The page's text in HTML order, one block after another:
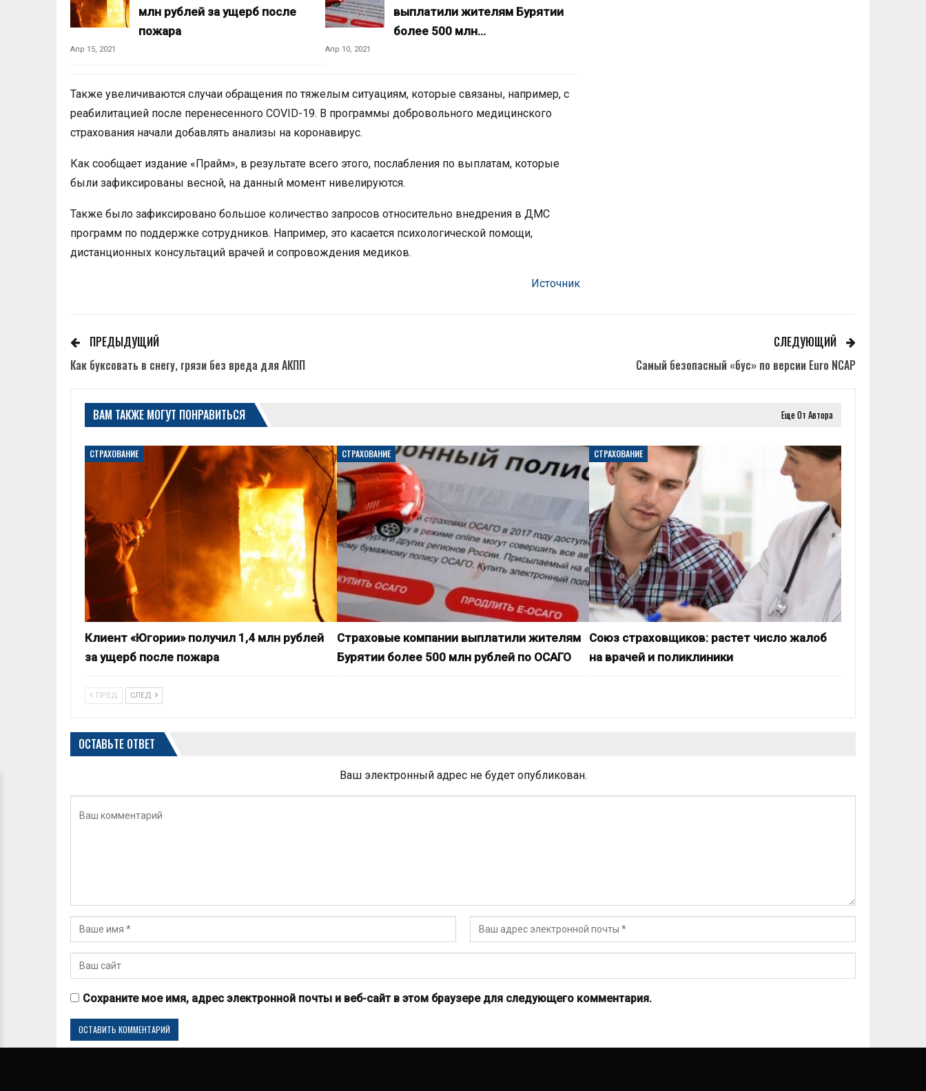
млн рублей за ущерб после
пожара
Апр 15, 2021
выплатили жителям Бурятии
более 500 млн…
Апр 10, 2021
Также увеличиваются случаи обращения по тяжелым ситуациям, которые связаны, например, с
реабилитацией после перенесенного COVID-19. В программы добровольного медицинского
страхования начали добавлять анализы на коронавирус.
Как сообщает издание «Прайм», в результате всего этого, послабления по выплатам, которые
были зафиксированы весной, на данный момент нивелируются.
Также было зафиксировано большое количество запросов относительно внедрения в ДМС
программ по поддержке сотрудников. Например, это касается психологической помощи,
дистанционных консультаций врачей и сопровождения медиков.
Источник
ПРЕДЫДУЩИЙ
Как буксовать в снегу, грязи без вреда для АКПП
СЛЕДУЮЩИЙ
Самый безопасный «бус» по версии Euro NCAP
ВАМ ТАКЖЕ МОГУТ ПОНРАВИТЬСЯ Еще От Автора
СТРАХОВАНИЕ
Клиент «Югории» получил 1,4 млн рублей
за ущерб после пожара
СТРАХОВАНИЕ
Страховые компании выплатили жителям
Бурятии более 500 млн рублей по ОСАГО
СТРАХОВАНИЕ
Союз страховщиков: растет число жалоб
на врачей и поликлиники
ПРЕД СЛЕД
ОСТАВЬТЕ ОТВЕТ
Ваш электронный адрес не будет опубликован.
Сохраните мое имя, адрес электронной почты и веб-сайт в этом браузере для следующего комментария.